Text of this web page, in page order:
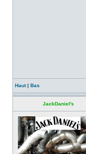
Haut| Bas
JackDaniel's